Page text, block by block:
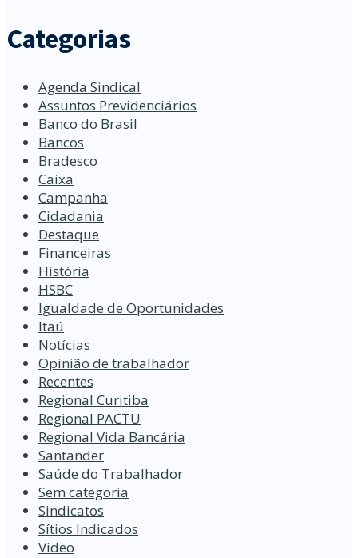
Categorias
Agenda Sindical
Assuntos Previdenciários
Banco do Brasil
Bancos
Bradesco
Caixa
Campanha
Cidadania
Destaque
Financeiras
História
HSBC
Igualdade de Oportunidades
Itaú
Notícias
Opinião de trabalhador
Recentes
Regional Curitiba
Regional PACTU
Regional Vida Bancária
Santander
Saúde do Trabalhador
Sem categoria
Sindicatos
Sítios Indicados
Video